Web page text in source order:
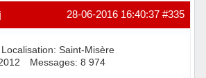
#335
28-06-2016 16:40:37
Localisation: Saint-Misère
Messages: 8 974